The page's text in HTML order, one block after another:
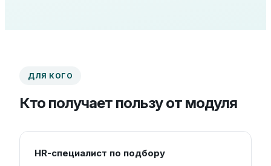
ДЛЯ КОГО
Кто получает пользу от модуля
HR-специалист по подбору